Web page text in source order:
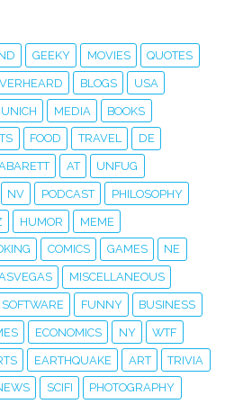
GEEKY MOVIES QUOTES
BLOGS USA
MEDIA BOOKS
FOOD TRAVEL DE
AT UNFUG
NV PODCAST PHILOSOPHY
HUMOR MEME
COMICS GAMES NE
MISCELLANEOUS
SOFTWARE FUNNY BUSINESS
ECONOMICS NY WTF
EARTHQUAKE ART TRIVIA
SCIFI PHOTOGRAPHY